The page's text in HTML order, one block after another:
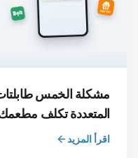
مشكلة الخمس
المتعددة تكلف مطعمك
اقرأ المزيد